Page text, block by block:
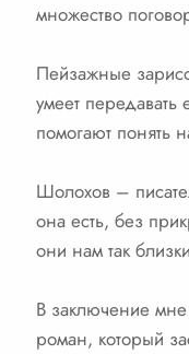
множество
Пейзажные
умеет
помогают понять
Шолохов –
она есть, без
они нам так
В заключение
роман, который